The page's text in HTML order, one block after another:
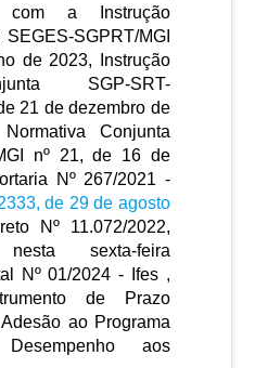
com a Instrução
SGPRT/MGI
de 2023, Instrução
SGP-SRT-
21 de dezembro de
Conjunta
nº 21, de 16 de
Nº 267/2021 -
de 29 de agosto
Nº 11.072/2022,
nesta sexta-feira
Nº01/2024 - Ifes ,
de Prazo
ao Programa
aos